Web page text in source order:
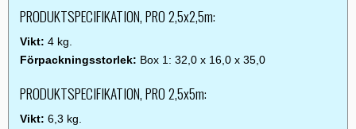
PRODUKTSPECIFIKATION, PRO 2,5x2,5m:
Vikt: 4 kg.
Förpackningsstorlek: Box 1: 32,0 x 16,0 x 35,0
PRODUKTSPECIFIKATION, PRO 2,5x5m:
Vikt: 6,3 kg.